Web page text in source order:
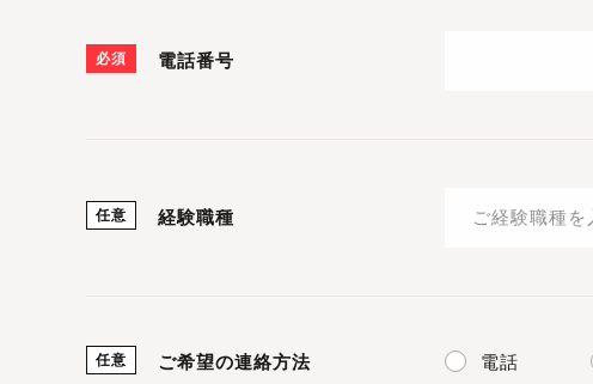
必須 電話番号
任意 経験職種
任意 ご希望の連絡方法 電話